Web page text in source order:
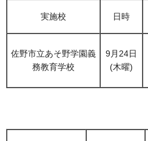
実施校 日時
佐野市立あそ野学園義
務教育学校
9月24日
(木曜)